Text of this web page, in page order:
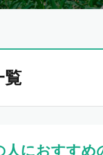
覧
人におすすめ